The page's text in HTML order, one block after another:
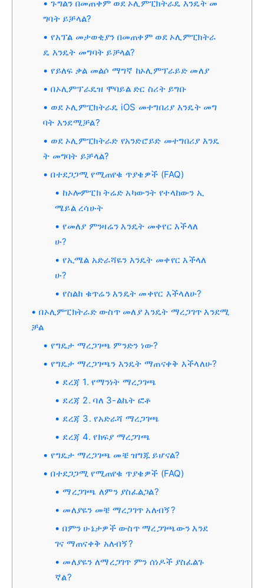
ጉግልን በመጠቀም ወደ ኦሊምፒክትራዴ እንዴት መ
ግባት ይቻላል?
የአፕል መታወቂያን በመጠቀም ወደ ኦሊምፒክትራ
ዴ እንዴት መግባት ይቻላል?
የይለፍ ቃል መልሶ ማግኛ ከኦሊምፕራይድ መለያ
በኦሊምፕራዴዝ ሞባይል ድር ስሪት ይግቡ
ወደ ኦሊምፒክትራዴ iOS መተግበሪያ እንዴት መግ
ባት እንደሚቻል?
ወደ ኦሊምፒክትራድ የአንድሮይድ መተግበሪያ እንዴ
ት መግባት ይቻላል?
በተደጋጋሚ የሚጠየቁ ጥያቄዎች (FAQ)
ከኦሎምፒክ ትሬድ አካውንት የተላከውን ኢ
ሜይል ረሳሁት
የመለያ ምንዛሬን እንዴት መቀየር እችላለ
ሁ?
የኢሜል አድራሻዬን እንዴት መቀየር እችላለ
ሁ?
የስልክ ቁጥሬን እንዴት መቀየር እችላለሁ?
በኦሊምፒክትራድ ውስጥ መለያ እንዴት ማረጋገጥ እንደሚ
ቻል
የግዴታ ማረጋገጫ ምንድን ነው?
የግዴታ ማረጋገጫን እንዴት ማጠናቀቅ እችላለሁ?
ደረጃ 1. የማንነት ማረጋገጫ
ደረጃ 2. ባለ 3-ልኬት ፎቶ
ደረጃ 3. የአድራሻ ማረጋገጫ
ደረጃ 4. የክፍያ ማረጋገጫ
የግዴታ ማረጋገጫ መቼ ዝግጁ ይሆናል?
በተደጋጋሚ የሚጠየቁ ጥያቄዎች (FAQ)
ማረጋገጫ ለምን ያስፈልጋል?
መለያዬን መቼ ማረጋገጥ አለብኝ?
በምን ሁኔታዎች ውስጥ ማረጋገጫውን እንደ
ገና ማጠናቀቅ አለብኝ?
መለያዬን ለማረጋገጥ ምን ሰነዶች ያስፈልጉ
ኛል?